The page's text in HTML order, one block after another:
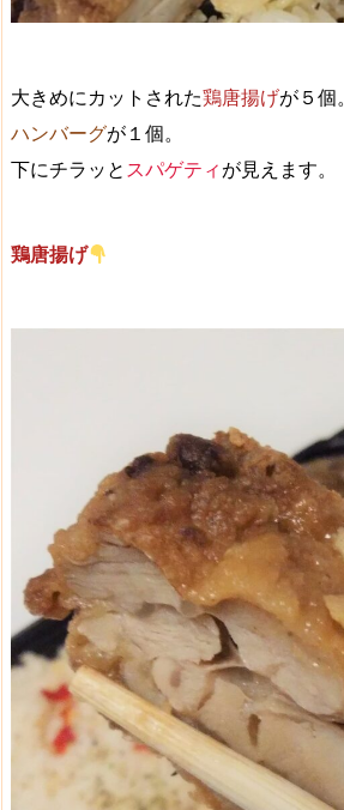
大きめにカットされた鶏唐揚げが５個。
ハンバーグが１個。
下にチラッとスパゲティが見えます。
鶏唐揚げ